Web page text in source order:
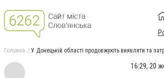
Головна У Донецькій області продовжують виявляти та
16:29, 20